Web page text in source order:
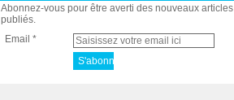
Abonnez-vous pour être averti des nouveaux articles
publiés.
Email